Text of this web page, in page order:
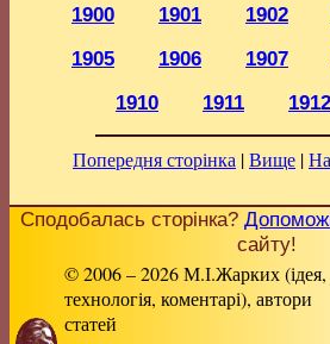
1900
1901 1902
1905
1906 1907
1910
1911 1912
Попередня сторінка |Вище |
Сподобалась сторінка?
сайту!
© 2006 – 2026 М.І.Жарких (ідея,
технологія, коментарі), автори
статей